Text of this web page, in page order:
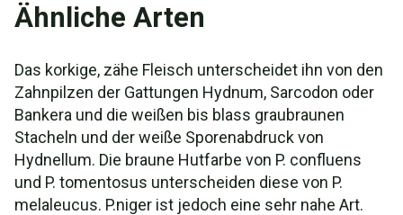
Ähnliche Arten
Das korkige, zähe Fleisch unterscheidet ihn von den
Zahnpilzen der Gattungen Hydnum, Sarcodon oder
Bankera und die weißen bis blass graubraunen
Stacheln und der weiße Sporenabdruck von
Hydnellum. Die braune Hutfarbe von P. confluens
und P. tomentosus unterscheiden diese von P.
melaleucus. P.niger ist jedoch eine sehr nahe Art.